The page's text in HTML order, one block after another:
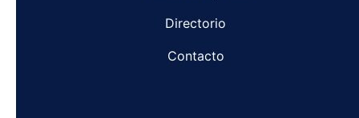
Directorio
Contacto